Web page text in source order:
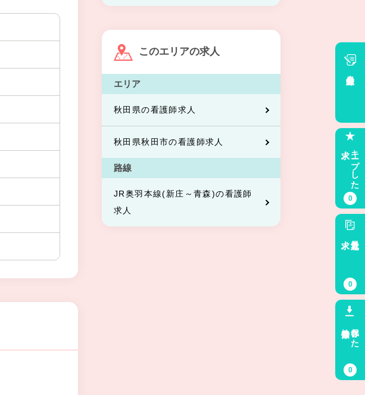
このエリアの求人
エリア
秋田県の看護師求人
秋田県秋田市の看護師求人
路線
JR奥羽本線(新庄～青森)の看護師
求人
キープした
0
最近見た
0
保存した
0